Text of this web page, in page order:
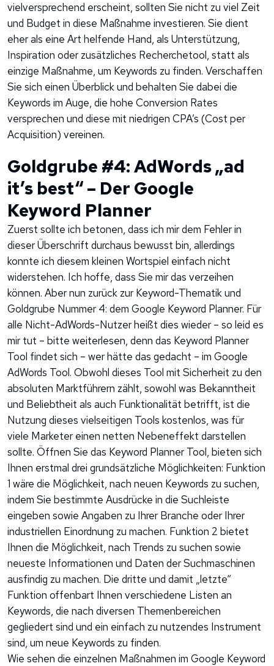
vielversprechend erscheint, sollten Sie nicht zu viel Zeit
und Budget in diese Maßnahme investieren. Sie dient
eher als eine Art helfende Hand, als Unterstützung,
Inspiration oder zusätzliches Recherchetool, statt als
einzige Maßnahme, um Keywords zu finden. Verschaffen
Sie sich einen Überblick und behalten Sie dabei die
Keywords im Auge, die hohe Conversion Rates
versprechen und diese mit niedrigen CPA’s (Cost per
Acquisition) vereinen.
Goldgrube #4: AdWords „ad
it’s best“ – Der Google
Keyword Planner
Zuerst sollte ich betonen, dass ich mir dem Fehler in
dieser Überschrift durchaus bewusst bin, allerdings
konnte ich diesem kleinen Wortspiel einfach nicht
widerstehen. Ich hoffe, dass Sie mir das verzeihen
können. Aber nun zurück zur Keyword-Thematik und
Goldgrube Nummer 4: dem Google Keyword Planner. Für
alle Nicht-AdWords-Nutzer heißt dies wieder – so leid es
mir tut – bitte weiterlesen, denn das Keyword Planner
Tool findet sich – wer hätte das gedacht – im Google
AdWords Tool. Obwohl dieses Tool mit Sicherheit zu den
absoluten Marktführern zählt, sowohl was Bekanntheit
und Beliebtheit als auch Funktionalität betrifft, ist die
Nutzung dieses vielseitigen Tools kostenlos, was für
viele Marketer einen netten Nebeneffekt darstellen
sollte. Öffnen Sie das Keyword Planner Tool, bieten sich
Ihnen erstmal drei grundsätzliche Möglichkeiten: Funktion
1 wäre die Möglichkeit, nach neuen Keywords zu suchen,
indem Sie bestimmte Ausdrücke in die Suchleiste
eingeben sowie Angaben zu Ihrer Branche oder Ihrer
industriellen Einordnung zu machen. Funktion 2 bietet
Ihnen die Möglichkeit, nach Trends zu suchen sowie
neueste Informationen und Daten der Suchmaschinen
ausfindig zu machen. Die dritte und damit „letzte“
Funktion offenbart Ihnen verschiedene Listen an
Keywords, die nach diversen Themenbereichen
gegliedert sind und ein einfach zu nutzendes Instrument
sind, um neue Keywords zu finden.
Wie sehen die einzelnen Maßnahmen im Google Keyword